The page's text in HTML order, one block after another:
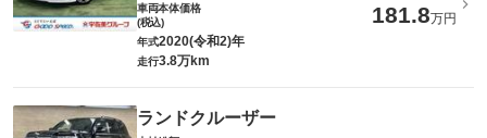
車両本体価格
(税込)
181.8万円
年式2020(令和2)年
走行3.8万km
ランドクルーザー